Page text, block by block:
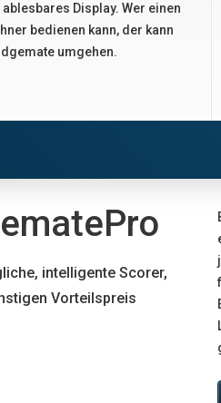
Display. Wer einen
bedienen kann, der kann
umgehen.
intelligente Scorer,
Vorteilspreis